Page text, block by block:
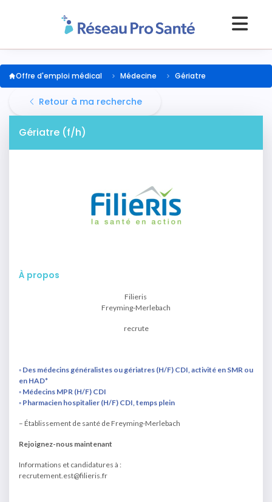
Offre d'emploi médical Médecine Gériatre
Retour à ma recherche
Gériatre (f/h)
À propos
Filieris
Freyming-Merlebach
recrute
◦ Des médecins généralistes ou gériatres (H/F) CDI, activité en SMR ou
en HAD*
◦ Médecins MPR (H/F) CDI
◦ Pharmacien hospitalier (H/F) CDI, temps plein
– Établissement de santé de Freyming-Merlebach
Rejoignez-nous maintenant
Informations et candidatures à :
recrutement.est@filieris.fr